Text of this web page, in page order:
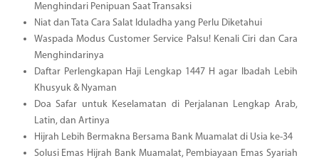
Menghindari Penipuan Saat Transaksi
Niat dan Tata Cara Salat Iduladha yang Perlu Diketahui
Waspada Modus Customer Service Palsu! Kenali Ciri dan Cara
Menghindarinya
Daftar Perlengkapan Haji Lengkap 1447 H agar Ibadah Lebih
Khusyuk & Nyaman
Doa Safar untuk Keselamatan di Perjalanan Lengkap Arab,
Latin, dan Artinya
Hijrah Lebih Bermakna Bersama Bank Muamalat di Usia ke-34
Solusi Emas Hijrah Bank Muamalat, Pembiayaan Emas Syariah